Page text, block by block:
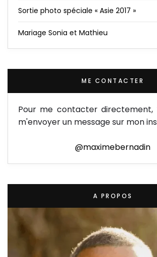
Sortie photo spéciale « Asie 2017 »
Mariage Sonia et Mathieu
ME CONTACTER
Pour me contacter directement,
m'envoyer un message sur mon
@maximebernadin
A PROPOS